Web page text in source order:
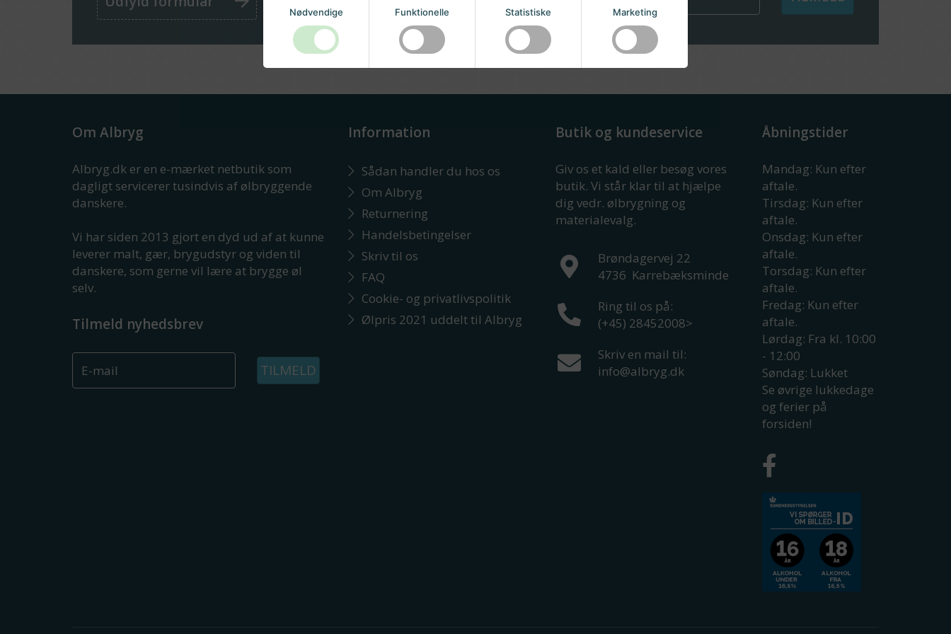
Nødvendige Funktionelle Statistiske Marketing
Om Albryg
Albryg.dk er en e-mærket netbutik som
dagligt servicerer tusindvis af ølbryggende
danskere.
Vi har siden 2013 gjort en dyd ud af at kunne
leverer malt, gær, brygudstyr og viden til
danskere, som gerne vil lære at brygge øl
selv.
Tilmeld nyhedsbrev
TILMELD
Information
Sådan handler du hos os
Om Albryg
Returnering
Handelsbetingelser
Skriv til os
FAQ
Cookie- og privatlivspolitik
Ølpris 2021 uddelt til Albryg
Butik og kundeservice
Giv os et kald eller besøg vores
butik. Vi står klar til at hjælpe
dig vedr. ølbrygning og
materialevalg.
Brøndagervej 22
4736 Karrebæksminde
Ring til os på:
(+45) 28452008>
Skriv en mail til:
info@albryg.dk
Åbningstider
Mandag: Kun efter
aftale.
Tirsdag: Kun efter
aftale.
Onsdag: Kun efter
aftale.
Torsdag: Kun efter
aftale.
Fredag: Kun efter
aftale.
Lørdag: Fra kl. 10:00
- 12:00
Søndag: Lukket
Se øvrige lukkedage
og ferier på
forsiden!